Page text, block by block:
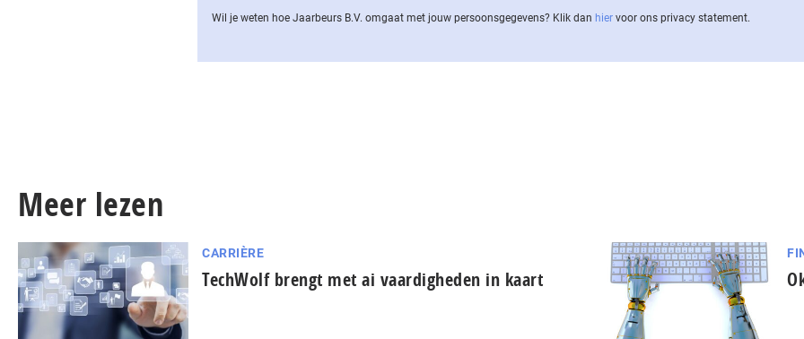
Wil je weten hoe Jaarbeurs B.V. omgaat met jouw per­soons­ge­ge­vens? Klik dan hier voor ons privacy statement.
Meer lezen
CARRIÈRE
TechWolf brengt met ai vaardigheden in kaart